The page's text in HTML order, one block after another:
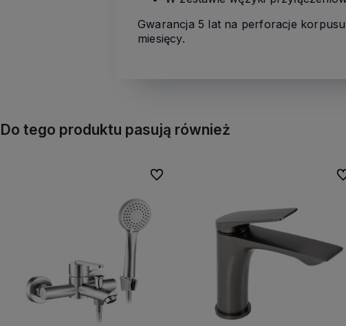
Gwarancja 5 lat na perforacje
miesięcy.
Do tego produktu pasują również
Do ulubionych